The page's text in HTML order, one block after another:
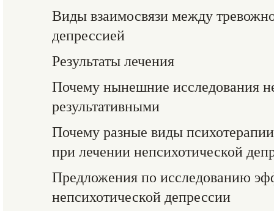
Виды взаимосвязи между
депрессией
Результаты лечения
Почему нынешние исследования
результативными
Почему разные виды
при лечении непсихотической
Предложения по исследованию
непсихотической депрессии